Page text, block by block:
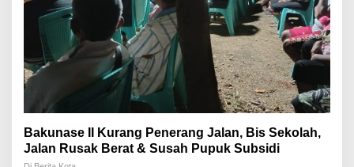
Bakunase II Kurang Penerang Jalan, Bis Sekolah,
Jalan Rusak Berat & Susah Pupuk Subsidi